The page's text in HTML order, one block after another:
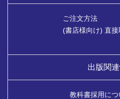
ご注文方法
(書店様向け) 直
出版関
教科書採用につ